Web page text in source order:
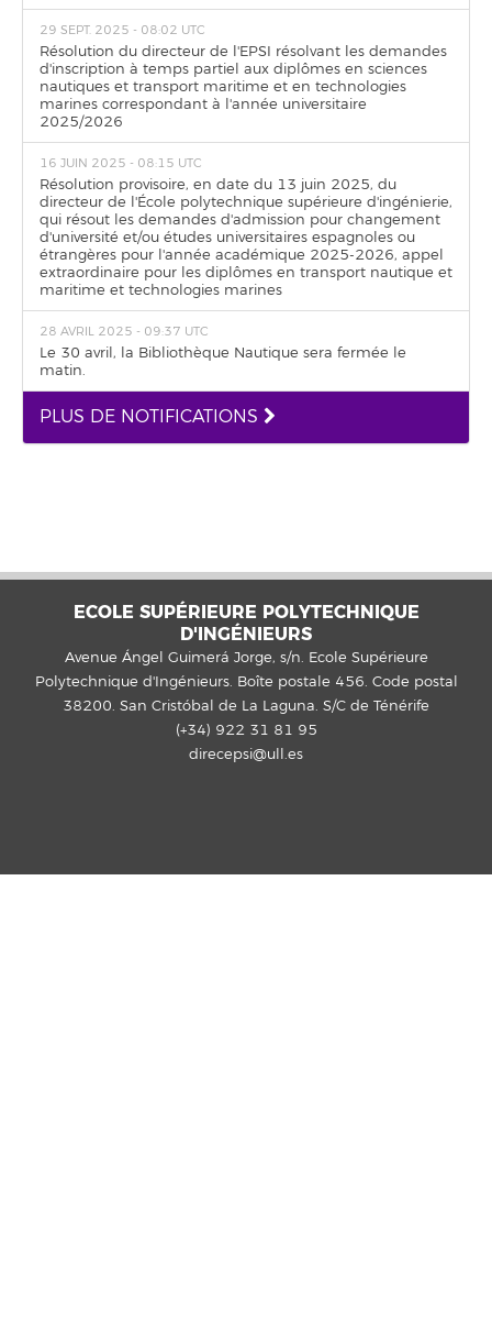
29 SEPT. 2025 - 08:02 UTC
Résolution du directeur de l'EPSI résolvant les demandes
d'inscription à temps partiel aux diplômes en sciences
nautiques et transport maritime et en technologies
marines correspondant à l'année universitaire
2025/2026
16 JUIN 2025 - 08:15 UTC
Résolution provisoire, en date du 13 juin 2025, du
directeur de l'École polytechnique supérieure d'ingénierie,
qui résout les demandes d'admission pour changement
d'université et/ou études universitaires espagnoles ou
étrangères pour l'année académique 2025-2026, appel
extraordinaire pour les diplômes en transport nautique et
maritime et technologies marines
28 AVRIL 2025 - 09:37 UTC
Le 30 avril, la Bibliothèque Nautique sera fermée le
matin.
PLUS DE NOTIFICATIONS
ECOLE SUPÉRIEURE POLYTECHNIQUE
D'INGÉNIEURS
Avenue Ángel Guimerá Jorge, s/n. Ecole Supérieure
Polytechnique d'Ingénieurs. Boîte postale 456. Code postal
38200. San Cristóbal de La Laguna. S/C de Ténérife
(+34) 922 31 81 95
direcepsi@ull.es